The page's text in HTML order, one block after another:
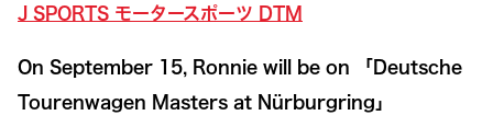
J SPORTS モータースポーツ DTM
On September 15, Ronnie will be on 「Deutsche
Tourenwagen Masters at Nürburgring」